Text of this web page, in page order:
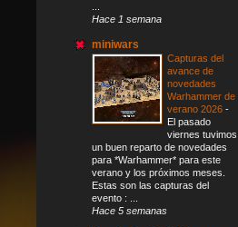
Hace 1 semana
miniwars
Capturas del
avance de
novedades
Warhammer de
verano 2026 -
El pasado
viernes tuvimos
un buen reparto de novedades
para *Warhammer* para este
verano y los próximos meses.
Estas son las capturas del
evento : ...
Hace 5 semanas